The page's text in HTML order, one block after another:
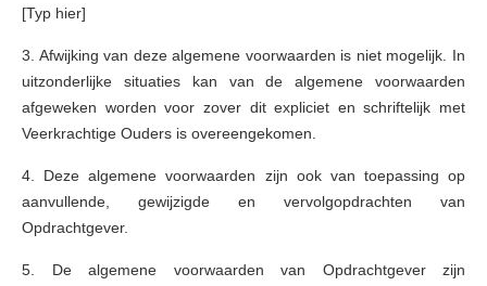
[Typ hier]
3. Afwijking van deze algemene voorwaarden is niet mogelijk. In
uitzonderlijke situaties kan van de algemene voorwaarden
afgeweken worden voor zover dit expliciet en schriftelijk met
Veerkrachtige Ouders is overeengekomen.
4. Deze algemene voorwaarden zijn ook van toepassing op
aanvullende, gewijzigde en vervolgopdrachten van
Opdrachtgever.
5. De algemene voorwaarden van Opdrachtgever zijn